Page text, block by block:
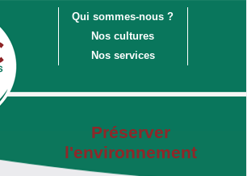
Préserver
l'environnement
Qui sommes-nous ?
Nos cultures
Nos services